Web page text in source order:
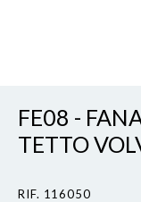
FE08 -
TETTO
RIF. 116050